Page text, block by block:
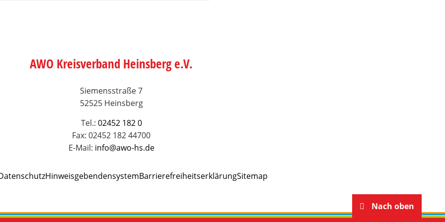
AWO Kreisverband Heinsberg e.V.
Siemensstraße 7
52525 Heinsberg
Tel.: 02452 182 0
Fax: 02452 182 44700
E-Mail: info@awo-hs.de
HinweisgebendensystemBarrierefreiheitserklärungSitemap
Nach oben